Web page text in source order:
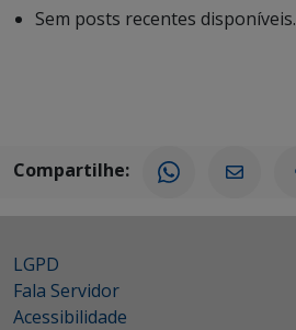
Sem posts recentes disponíveis.
Compartilhe:
LGPD
Fala Servidor
Acessibilidade